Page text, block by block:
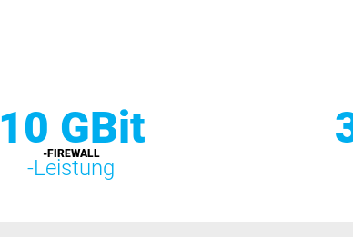
10 GBit
-FIREWALL
-Leistung